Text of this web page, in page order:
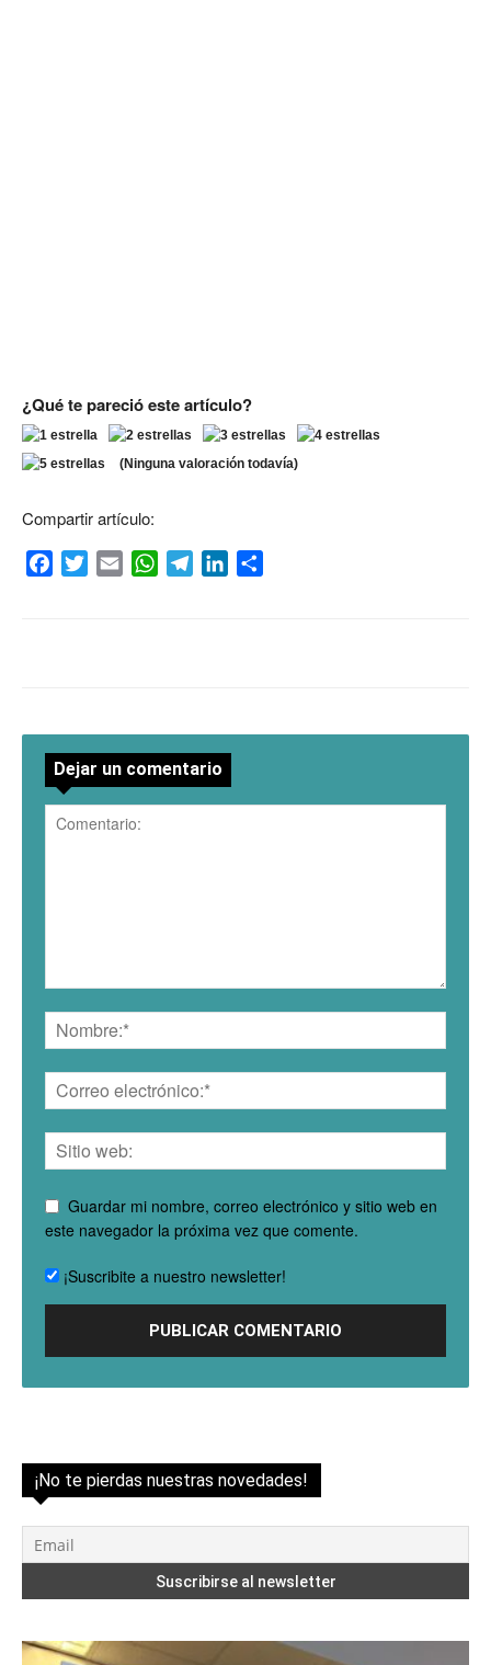
¿Qué te pareció este artículo?
(Ninguna valoración todavía)
Compartir artículo:
FacebookTwitterEmail WhatsAppTelegramLinkedIn
Dejar un comentario
Guardar mi nombre, correo electrónico y sitio web en
este navegador la próxima vez que comente.
¡Suscribite a nuestro newsletter!
¡No te pierdas nuestras novedades!